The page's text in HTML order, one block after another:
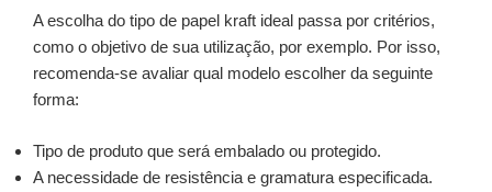
A escolha do tipo de papel kraft ideal passa por critérios,
como o objetivo de sua utilização, por exemplo. Por isso,
recomenda-se avaliar qual modelo escolher da seguinte
forma:
Tipo de produto que será embalado ou protegido.
A necessidade de resistência e gramatura especificada.